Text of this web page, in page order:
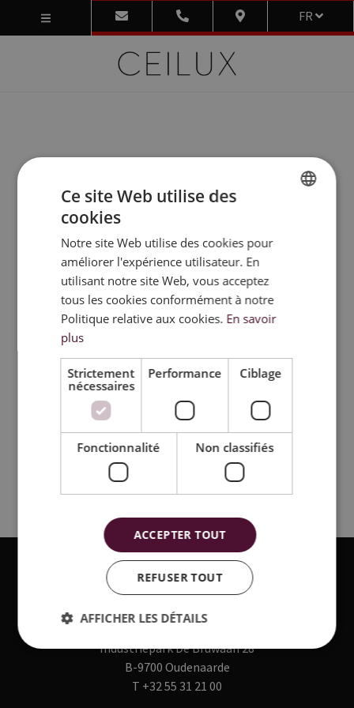
FR
Industriepark De Bruwaan 28
B-9700 Oudenaarde
T +32 55 31 21 00
FRENCH
Ce site Web utilise des
cookies
Notre site Web utilise des cookies pour
améliorer l'expérience utilisateur. En
utilisant notre site Web, vous acceptez
tous les cookies conformément à notre
Politique relative aux cookies. En savoir
plus
Strictement
nécessaires
Performance Ciblage
Fonctionnalité Non classifiés
ACCEPTER TOUT
REFUSER TOUT
AFFICHER LES DÉTAILS